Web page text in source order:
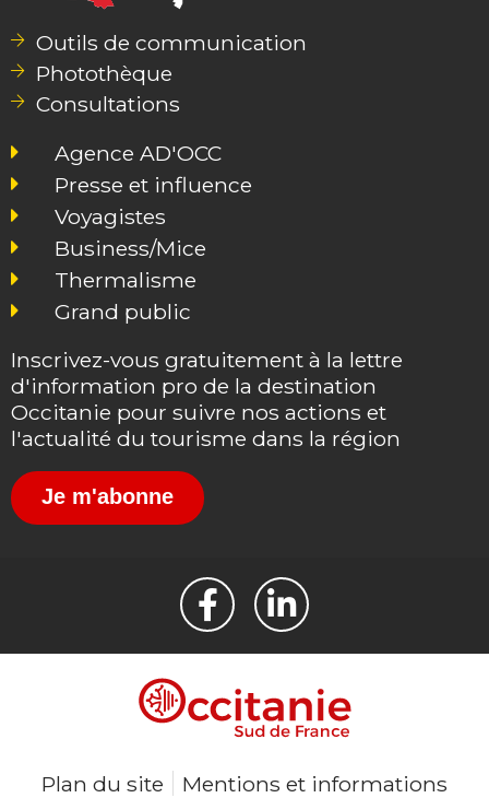
Outils de communication
Photothèque
Consultations
Agence AD'OCC
Presse et influence
Voyagistes
Business/Mice
Thermalisme
Grand public
Inscrivez-vous gratuitement à la lettre
d'information pro de la destination
Occitanie pour suivre nos actions et
l'actualité du tourisme dans la région
Je m'abonne
Plan du site Mentions et informations